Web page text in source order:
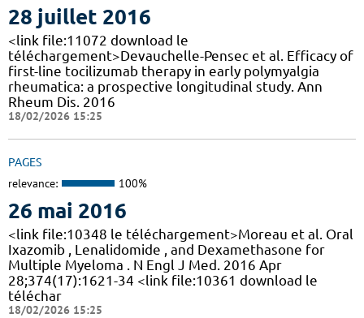
28 juillet 2016
<link file:11072 download le
téléchargement>Devauchelle-Pensec et al. Efficacy of
first-line tocilizumab therapy in early polymyalgia
rheumatica: a prospective longitudinal study. Ann
Rheum Dis. 2016
18/02/2026 15:25
PAGES
relevance: 100%
26 mai 2016
<link file:10348 le téléchargement>Moreau et al. Oral
Ixazomib , Lenalidomide , and Dexamethasone for
Multiple Myeloma . N Engl J Med. 2016 Apr
28;374(17):1621-34 <link file:10361 download le
téléchar
18/02/2026 15:25